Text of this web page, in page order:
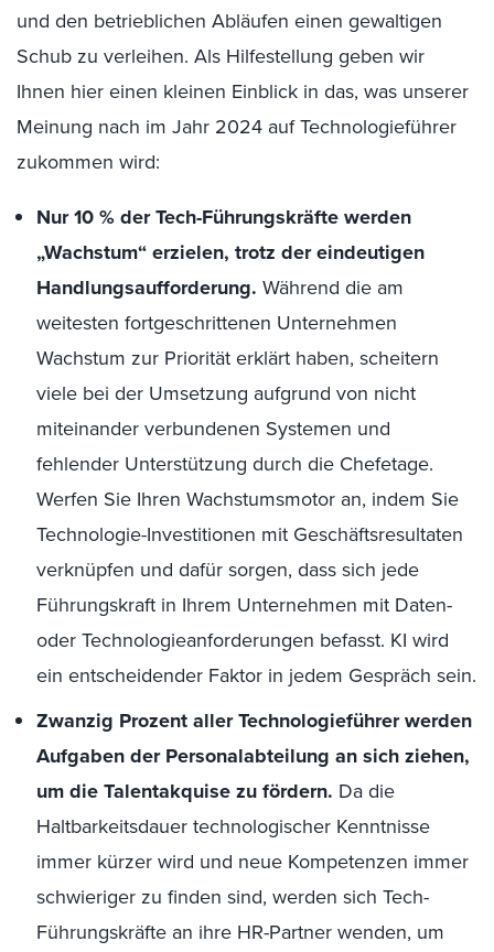
und den betrieblichen Abläufen einen gewaltigen
Schub zu verleihen. Als Hilfestellung geben wir
Ihnen hier einen kleinen Einblick in das, was unserer
Meinung nach im Jahr 2024 auf Technologieführer
zukommen wird:
Nur 10 % der Tech-Führungskräfte werden
„Wachstum“ erzielen, trotz der eindeutigen
Handlungsaufforderung. Während die am
weitesten fortgeschrittenen Unternehmen
Wachstum zur Priorität erklärt haben, scheitern
viele bei der Umsetzung aufgrund von nicht
miteinander verbundenen Systemen und
fehlender Unterstützung durch die Chefetage.
Werfen Sie Ihren Wachstumsmotor an, indem Sie
Technologie-Investitionen mit Geschäftsresultaten
verknüpfen und dafür sorgen, dass sich jede
Führungskraft in Ihrem Unternehmen mit Daten-
oder Technologieanforderungen befasst. KI wird
ein entscheidender Faktor in jedem Gespräch sein.
Zwanzig Prozent aller Technologieführer werden
Aufgaben der Personalabteilung an sich ziehen,
um die Talentakquise zu fördern. Da die
Haltbarkeitsdauer technologischer Kenntnisse
immer kürzer wird und neue Kompetenzen immer
schwieriger zu finden sind, werden sich Tech-
Führungskräfte an ihre HR-Partner wenden, um